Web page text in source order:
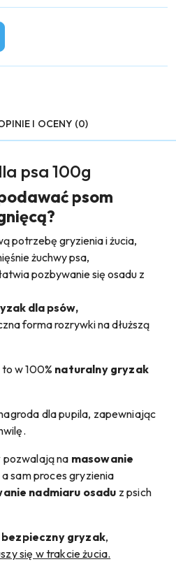
I OCENY (0)
psa 100g
psom
potrzebę gryzienia i żucia,
żuchwy psa,
pozbywanie się osadu z
dla psów,
forma rozrywki na dłuższą
to w 100% naturalny gryzak
dla pupila, zapewniając
pozwalają na masowanie
a sam proces gryzienia
nadmiaru osadu z psich
bezpieczny gryzak,
się w trakcie żucia.